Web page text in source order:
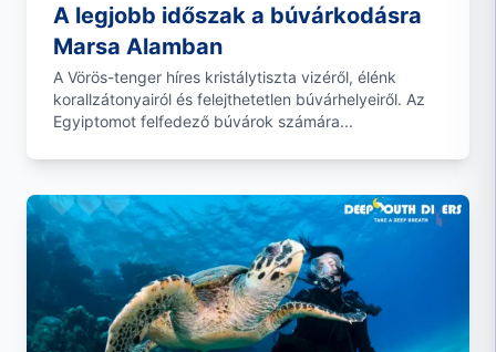
A legjobb időszak a búvárkodásra
Marsa Alamban
A Vörös-tenger híres kristálytiszta vizéről, élénk
korallzátonyairól és felejthetetlen búvárhelyeiről. Az
Egyiptomot felfedező búvárok számára...